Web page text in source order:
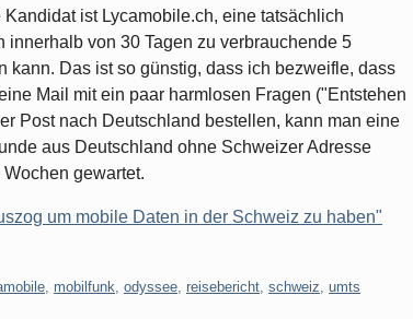
ist Lycamobile.ch, eine tatsächlich
innerhalb von 30 Tagen zu verbrauchende 5
kann. Das ist so günstig, dass ich bezweifle, dass
Mail mit ein paar harmlosen Fragen ("Entstehen
Post nach Deutschland bestellen, kann man eine
aus Deutschland ohne Schweizer Adresse
gewartet.
um mobile Daten in der Schweiz zu haben"
, mobilfunk, odyssee, reisebericht, schweiz, umts